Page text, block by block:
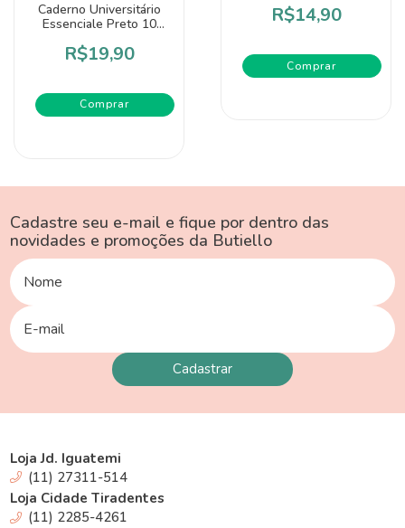
Caderno Universitário
Essenciale Preto 10
R$19,90
Folhas - Tilibra
R$14,90
Comprar
Cadastre seu e-mail e fique por dentro das
novidades e promoções da Butiello
Loja Jd. Iguatemi
(11) 27311-514
Loja Cidade Tiradentes
(11) 2285-4261